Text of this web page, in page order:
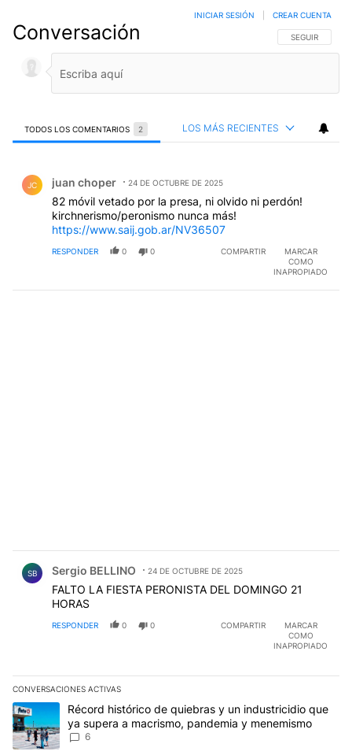
Conversación SIGA ESTA
SEGUIR
INICIAR SESIÓN CREAR CUENTA
TODOS LOS COMENTARIOS 2 LOS MÁS RECIENTES
JC juan choper 24 DE OCTUBRE DE 2025
82 móvil vetado por la presa, ni olvido ni perdón!
kirchnerismo/peronismo nunca más!
https://www.saij.gob.ar/NV36507
RESPONDER 0 0 COMPARTIR
MARCAR
COMO
INAPROPIADO
SB Sergio BELLINO 24 DE OCTUBRE DE 2025
FALTO LA FIESTA PERONISTA DEL DOMINGO 21
HORAS
RESPONDER 0 0 COMPARTIR
MARCAR
COMO
INAPROPIADO
CONVERSACIONES ACTIVAS
Este listado muestra los artículos con más comentarios en los
Un artículo de tendencia con el título "Récord histórico de
Récord histórico de quiebras y un industricidio que
ya supera a macrismo, pandemia y menemismo
6